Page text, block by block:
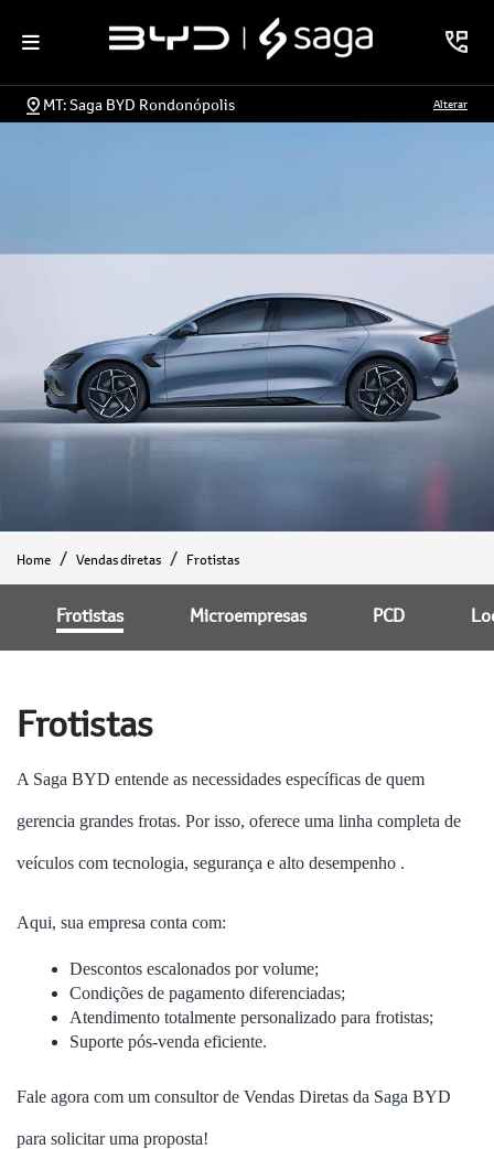
MT: Saga BYD Rondonópolis Alterar
Home Vendas diretas Frotistas
Microempresas PCD
Frotistas
Frotistas
A Saga BYD entende as necessidades específicas de quem
gerencia grandes frotas. Por isso, oferece uma linha completa de
veículos com tecnologia, segurança e alto desempenho .
Aqui, sua empresa conta com:
Descontos escalonados por volume;
Condições de pagamento diferenciadas;
Atendimento totalmente personalizado para frotistas;
Suporte pós-venda eficiente.
Fale agora com um consultor de Vendas Diretas da Saga BYD
para solicitar uma proposta!